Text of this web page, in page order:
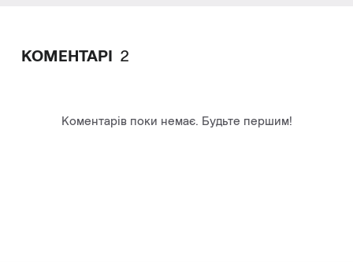
КОМЕНТАРІ 2
Коментарів поки немає. Будьте першим!